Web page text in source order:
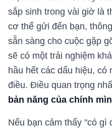
sắp sinh trong vài giờ là
cơ thể gửi đến bạn,
sẵn sàng cho cuộc gặp
sẽ có một trải nghiệm
hầu hết các dấu hiệu, có
điều. Điều quan trọng
bản năng của chính
Nếu bạn cảm thấy "có gì